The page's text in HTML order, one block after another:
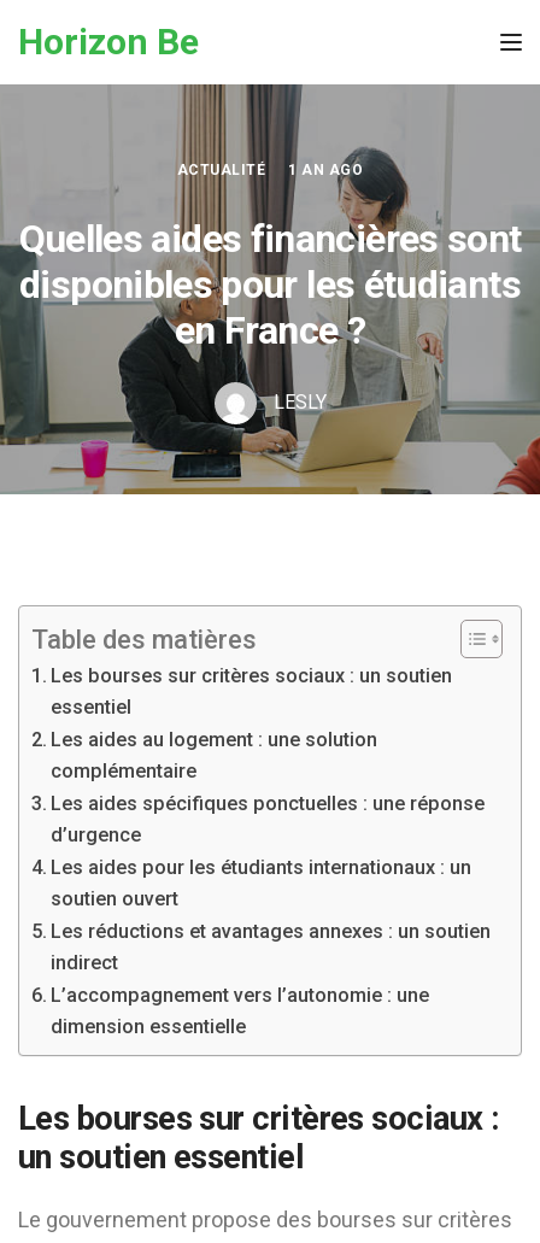
Horizon Be
ACTUALITÉ 1 AN AGO
Quelles aides financières sont
disponibles pour les étudiants
en France ?
LESLY
Table des matières
Les bourses sur critères sociaux : un soutien
essentiel
Les aides au logement : une solution
complémentaire
Les aides spécifiques ponctuelles : une réponse
d’urgence
Les aides pour les étudiants internationaux : un
soutien ouvert
Les réductions et avantages annexes : un soutien
indirect
L’accompagnement vers l’autonomie : une
dimension essentielle
Les bourses sur critères sociaux :
un soutien essentiel
Le gouvernement propose des bourses sur critères